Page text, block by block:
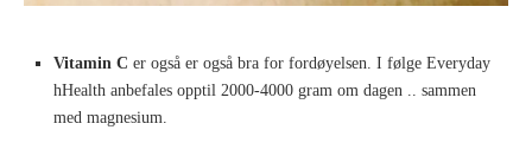
Vitamin C er også er også bra for fordøyelsen. I følge Everyday
hHealth anbefales opptil 2000-4000 gram om dagen .. sammen
med magnesium.